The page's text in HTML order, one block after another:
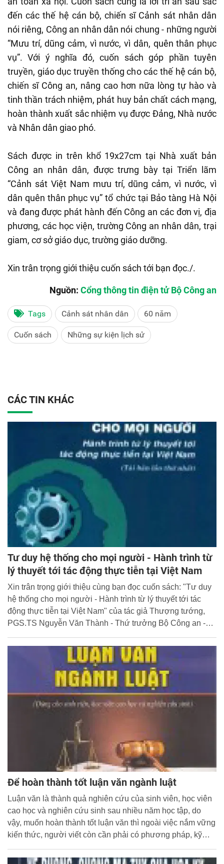
đến các thế hệ cán bộ, chiến sĩ Cảnh sát nhân dân
nói riêng, Công an nhân dân nói chung - những người
“Mưu trí, dũng cảm, vì nước, vì dân, quên thân phục
vụ”. Với ý nghĩa đó, cuốn sách góp phần tuyên
truyền, giáo dục truyền thống cho các thế hệ cán bộ,
chiến sĩ Công an, nâng cao hơn nữa lòng tự hào và
tinh thần trách nhiệm, phát huy bản chất cách mạng,
hoàn thành xuất sắc nhiệm vụ được Đảng, Nhà nước
và Nhân dân giao phó.
Sách được in trên khổ 19x27cm tại Nhà xuất bản
Công an nhân dân, được trưng bày tại Triển lãm
“Cảnh sát Việt Nam mưu trí, dũng cảm, vì nước, vì
dân quên thân phục vụ” tổ chức tại Bảo tàng Hà Nội
và đang được phát hành đến Công an các đơn vị, địa
phương, các học viện, trường Công an nhân dân, trại
giam, cơ sở giáo dục, trường giáo dưỡng.
Xin trân trọng giới thiệu cuốn sách tới bạn đọc./.
Nguồn: Cổng thông tin điện tử Bộ Công an
Tags Cảnh sát nhân dân 60 năm
Cuốn sách Những sự kiện lịch sử
CÁC TIN KHÁC
Tư duy hệ thống cho mọi người - Hành trình từ
lý thuyết tới tác động thực tiễn tại Việt Nam
Xin trân trọng giới thiệu cùng bạn đọc cuốn sách: "Tư duy
hệ thống cho mọi người - Hành trình từ lý thuyết tới tác
động thực tiễn tại Việt Nam" của tác giả Thượng tướng,
PGS.TS Nguyễn Văn Thành - Thứ trưởng Bộ Công an -
Chuyên gia hàng đầu của Việt Nam về lĩnh vực tư duy hệ
thống.
Để hoàn thành tốt luận văn ngành luật
Luận văn là thành quả nghiên cứu của sinh viên, học viên
cao học và nghiên cứu sinh sau nhiều năm học tập, do
vậy, muốn hoàn thành tốt luận văn thì ngoài việc nắm vững
kiến thức, người viết còn cần phải có phương pháp, kỹ
cuốn Để hoàn thành tốt luận văn ngành luật (Dùng cho